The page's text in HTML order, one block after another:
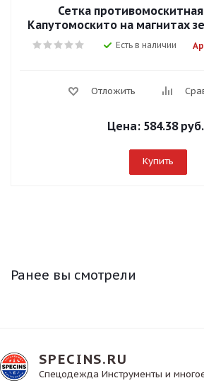
Сетка
Капутомоскито на магнитах
Есть в наличии
Отложить
Цена: 584.38 руб.
Купить
Ранее вы смотрели
SPECINS.RU
Спецодежда Инструменты и